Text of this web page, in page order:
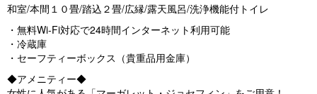
和室/本間１０畳/踏込２畳/広縁/露天風呂/洗浄機能付トイレ
・無料Wi-Fi対応で24時間インターネット利用可能
・冷蔵庫
・セーフティーボックス（貴重品用金庫）
◆アメニティー◆